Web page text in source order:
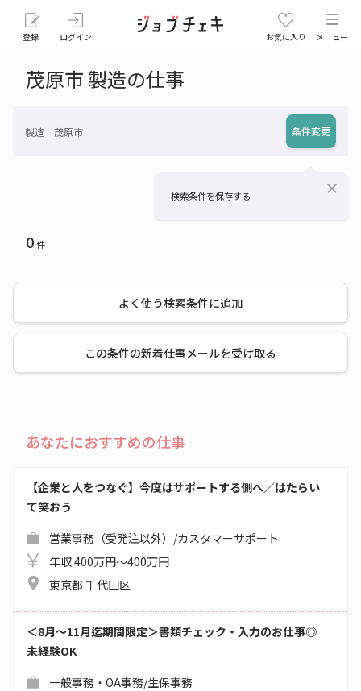
登録 ログイン お気に入り メニュー
茂原市 製造の仕事
製造 茂原市 条件変更
検索条件を保存する close
0件
よく使う検索条件に追加
この条件の新着仕事メールを受け取る
あなたにおすすめの仕事
【企業と人をつなぐ】今度はサポートする側へ／はたらい
て笑おう
営業事務（受発注以外）/カスタマーサポート
年収 400万円～400万円
東京都 千代田区
＜8月～11月迄期間限定＞書類チェック・入力のお仕事◎
未経験OK
一般事務・OA事務/生保事務